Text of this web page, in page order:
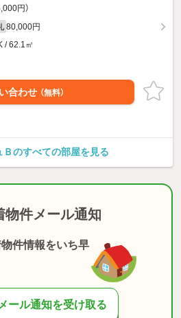
円）
80,000円
/ 62.1㎡
合わせ （無料）
Ｂのすべての部屋を見る
物件メール通知
件情報をいち早
ール通知を受け取る